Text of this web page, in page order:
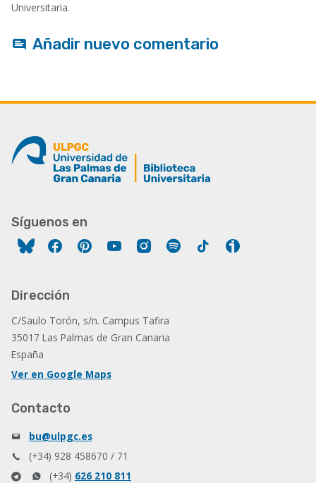
Universitaria.
Añadir nuevo comentario
Síguenos en
FacebookPinterestYouTubeInstagram
Spotify Tiktok
Dirección
C/Saulo Torón, s/n. Campus Tafira
35017 Las Palmas de Gran Canaria
España
Ver en Google Maps
Contacto
bu@ulpgc.es
(+34) 928 458670 / 71
(+34) 626 210 811